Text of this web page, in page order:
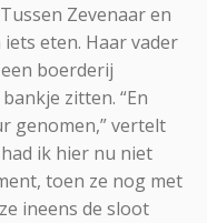
Zevenaar en
eten. Haar vader
boerderij
zitten. “En
genomen,” vertelt
ik hier nu niet
toen ze nog met
ineens de sloot